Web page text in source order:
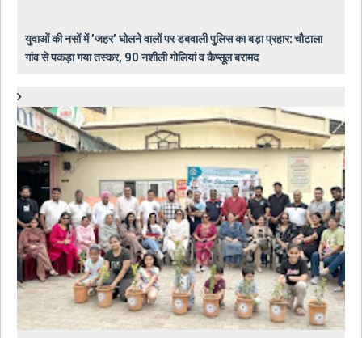
युवाओं की नसों में 'जहर' घोलने वालों पर डबवाली पुलिस का बड़ा प्रहार: चौटाला
गांव से पकड़ा गया तस्कर, 90 नशीली गोलियां व कैप्सूल बरामद